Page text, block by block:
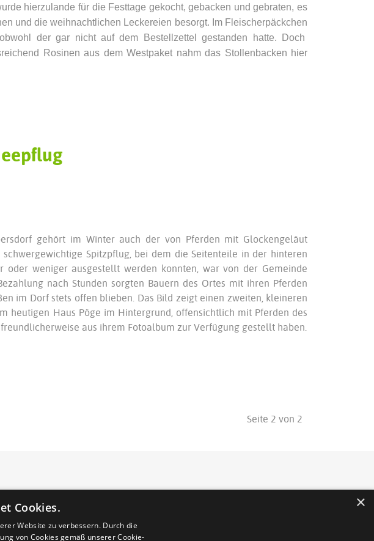
hierzulande für die Festtage gekocht, gebacken und gebraten, es
und die weihnachtlichen Leckereien besorgt. Im Fleischerpäckchen
der gar nicht auf dem Bestellzettel gestanden hatte. Doch
Rosinen aus dem Westpaket nahm das Stollenbacken hier
gehört im Winter auch der von Pferden mit Glockengeläut
Spitzpflug, bei dem die Seitenteile in der hinteren
oder weniger ausgestellt werden konnten, war von der Gemeinde
nach Stunden sorgten Bauern des Ortes mit ihren Pferden
im Dorf stets offen blieben. Das Bild zeigt einen zweiten, kleineren
heutigen Haus Pöge im Hintergrund, offensichtlich mit Pferden des
aus ihrem Fotoalbum zur Verfügung gestellt haben.
Seite 2 von 2
von Texten, Textteilen oder Bildmaterial bedarf der
×
Cookies.
Website zu verbessern. Durch die
von Cookies gemäß unserer Cookie-